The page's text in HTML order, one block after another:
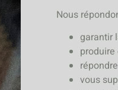
Nous
garantir
vous